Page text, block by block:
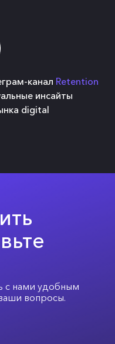
канал Retention
инсайты
digital
с нами удобным
вопросы.